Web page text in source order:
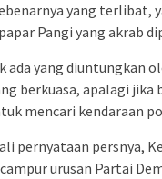
yang terlibat,
Pangi yang akrab
ada yang diuntungkan
berkuasa, apalagi jika
mencari kendaraan
pernyataan persnya,
urusan Partai